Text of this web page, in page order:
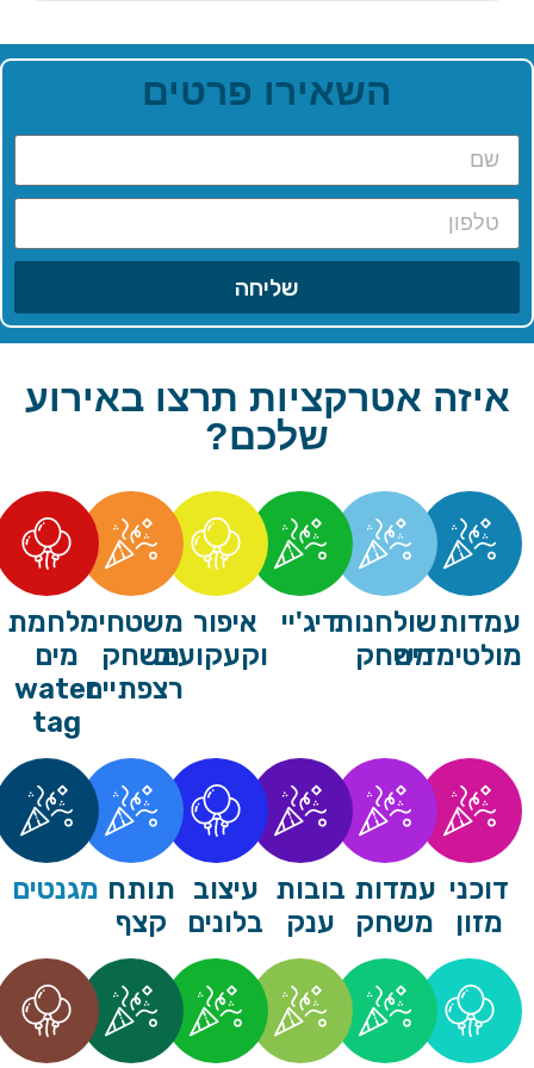
קונסקטורר
אלית
סילט אגמטן.
לורם איפסום
דולור סיט אמט,השאירו פרטים
אטרקציות תרצו באירוע
שלכם?
שולחנות
משחק
דיג'יי
איפור
וקעקועים
משטחי
משחק
רצפתיים
מלחמת
מים
water
עמדות
משחק
בובות
ענק
עיצוב
בלונים
תותח
קצף
מגנטים